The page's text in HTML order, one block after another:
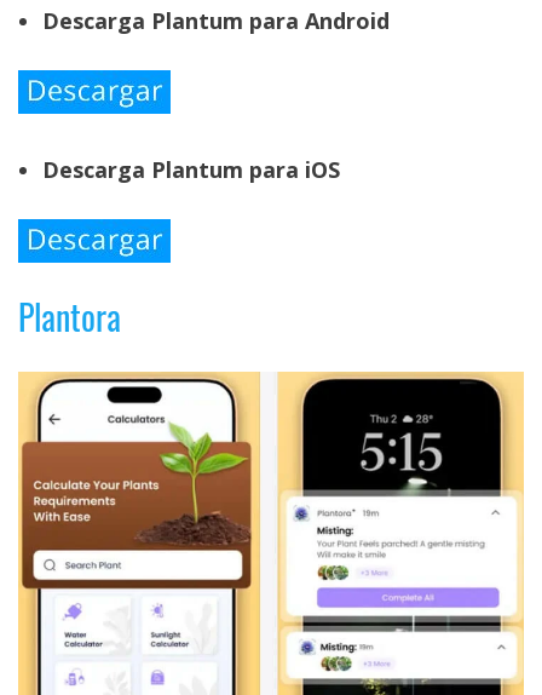
Descarga Plantum para Android
Descarga Plantum para iOS
Plantora